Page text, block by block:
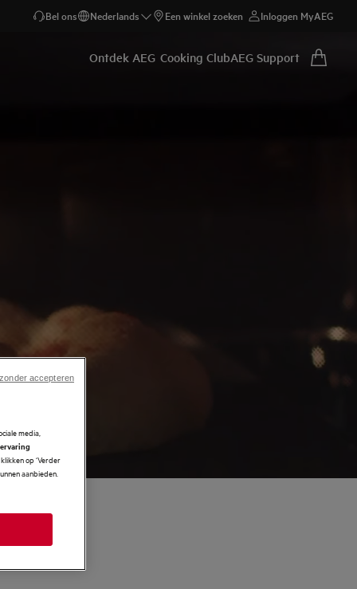
Bel ons Nederlands Een winkel zoeken Inloggen MyAEG
Ontdek AEG Cooking ClubAEG Support
media,
op ‘Verder
aanbieden.
accepteren